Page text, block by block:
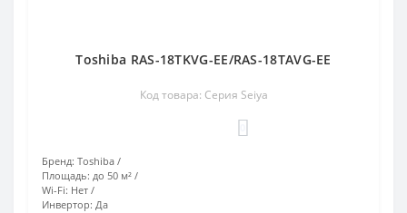
Toshiba RAS-18TKVG-EE/RAS-18TAVG-EE
Код товара: Серия Seiya
Бренд: Toshiba
Площадь: до 50 м²
Wi-Fi: Нет
Инвертор: Да